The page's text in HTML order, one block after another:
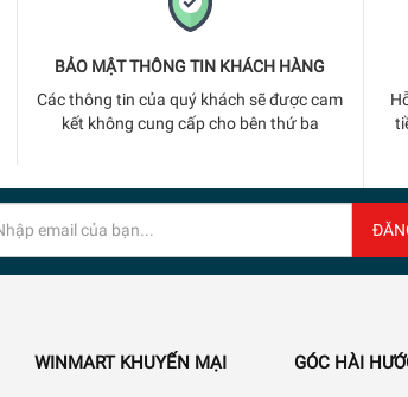
BẢO MẬT THÔNG TIN KHÁCH HÀNG
Các thông tin của quý khách sẽ được cam
kết không cung cấp cho bên thứ ba
WINMART KHUYẾN MẠI GÓC HÀI